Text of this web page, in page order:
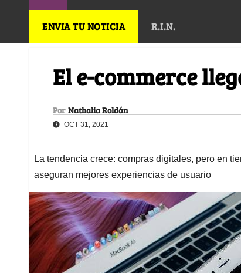
ENVIA TU NOTICIA R.I.N.
El e-commerce
Por Nathalia Roldán
OCT 31, 2021
La tendencia crece: compras digitales, pero en
aseguran mejores experiencias de usuario